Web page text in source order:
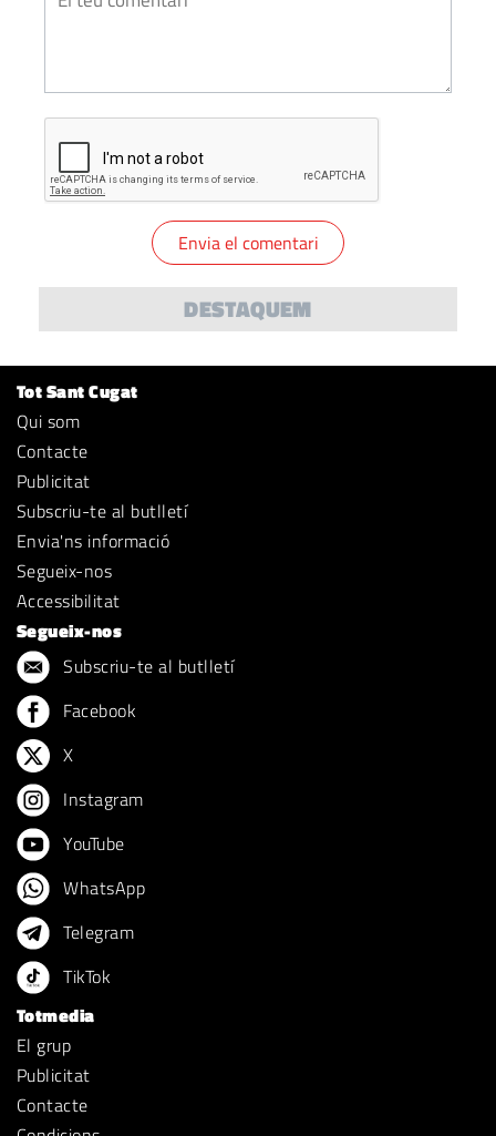
DESTAQUEM
Tot Sant Cugat
Qui som
Contacte
Publicitat
Subscriu-te al butlletí
Envia'ns informació
Segueix-nos
Accessibilitat
Segueix-nos
Subscriu-te al butlletí
Facebook
X
Instagram
YouTube
WhatsApp
Telegram
TikTok
Totmedia
El grup
Publicitat
Contacte